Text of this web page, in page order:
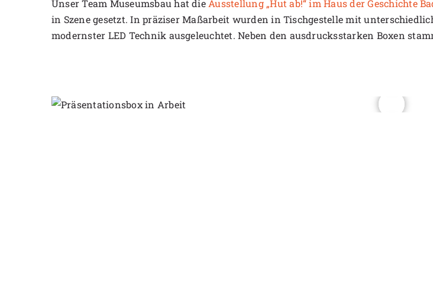
Unser Team Museumsbau hat die Ausstellung „Hut ab!“ im Haus der Geschichte
in Szene gesetzt. In präziser Maßarbeit wurden in Tischgestelle mit
modernster LED Technik ausgeleuchtet. Neben den ausdrucksstarken Boxen